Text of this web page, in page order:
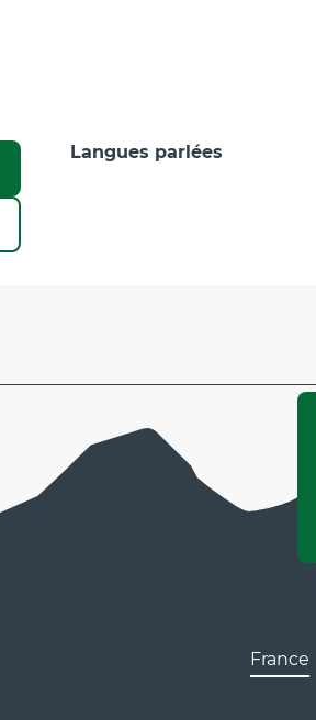
Langues parlées
Langues parlées
France